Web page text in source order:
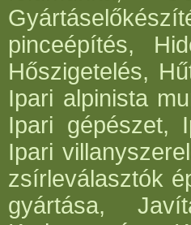
pinceépítés,
Hőszigetelés,
Ipari alpinista
Ipari gépészet,
Ipari
zsírleválasztók
gyártása,